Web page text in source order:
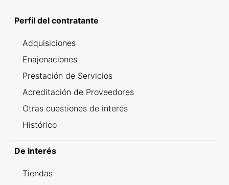
Perfil del contratante
Adquisiciones
Enajenaciones
Prestación de Servicios
Acreditación de Proveedores
Otras cuestiones de interés
Histórico
De interés
Tiendas